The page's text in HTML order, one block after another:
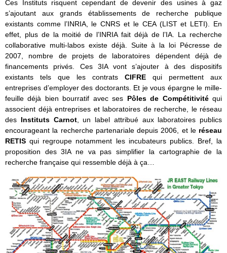
Ces Instituts risquent cependant de devenir des usines à gaz
s’ajoutant aux grands établissements de recherche publique
existants comme l’INRIA, le CNRS et le CEA (LIST et LETI). En
effet, plus de la moitié de l’INRIA fait déjà de l’IA. La recherche
collaborative multi-labos existe déjà. Suite à la loi Pécresse de
2007, nombre de projets de laboratoires dépendent déjà de
financements privés. Ces 3IA vont s’ajouter à des dispositifs
existants tels que les contrats CIFRE qui permettent aux
entreprises d’employer des doctorants. Et je vous épargne le mille-
feuille déjà bien bourratif avec ses Pôles de Compétitivitéqui
associent déjà entreprises et laboratoires de recherche, le réseau
des Instituts Carnot, un label attribué aux laboratoires publics
encourageant la recherche partenariale depuis 2006, et le réseau
RETIS qui regroupe notamment les incubateurs publics. Bref, la
proposition des 3IA ne va pas simplifier la cartographie de la
recherche française qui ressemble déjà à ça…